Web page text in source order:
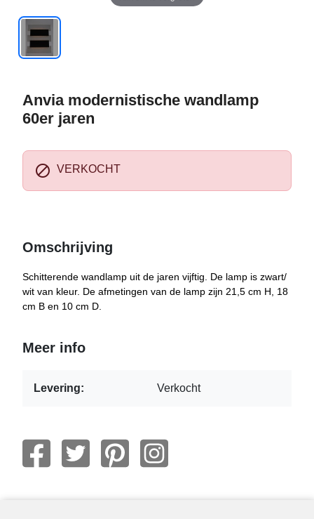
Anvia modernistische wandlamp
60er jaren
 VERKOCHT
Omschrijving
Schitterende wandlamp uit de jaren vijftig. De lamp is zwart/
wit van kleur. De afmetingen van de lamp zijn 21,5 cm H, 18
cm B en 10 cm D.
Meer info
Levering: Verkocht